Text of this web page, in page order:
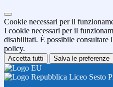
Cookie necessari per il
I cookie necessari per il
disabilitati. È possibile consultare
policy.
Accetta tutti Salva le preferenze
Liceo Sesto